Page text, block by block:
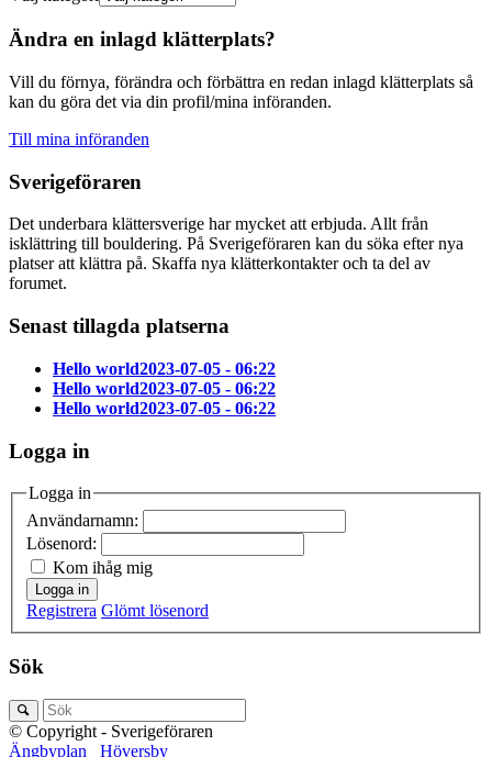
Ändra en inlagd klätterplats?
Vill du förnya, förändra och förbättra en redan inlagd klätterplats så
kan du göra det via din profil/mina införanden.
Till mina införanden
Sverigeföraren
Det underbara klättersverige har mycket att erbjuda. Allt från
isklättring till bouldering. På Sverigeföraren kan du söka efter nya
platser att klättra på. Skaffa nya klätterkontakter och ta del av
forumet.
Senast tillagda platserna
Hello world2023-07-05 - 06:22
Hello world2023-07-05 - 06:22
Hello world2023-07-05 - 06:22
Logga in
Logga in
Användarnamn:
Lösenord:
Kom ihåg mig
Logga in
Registrera Glömt lösenord
Sök
© Copyright - Sverigeföraren
Ängbyplan
Höversby